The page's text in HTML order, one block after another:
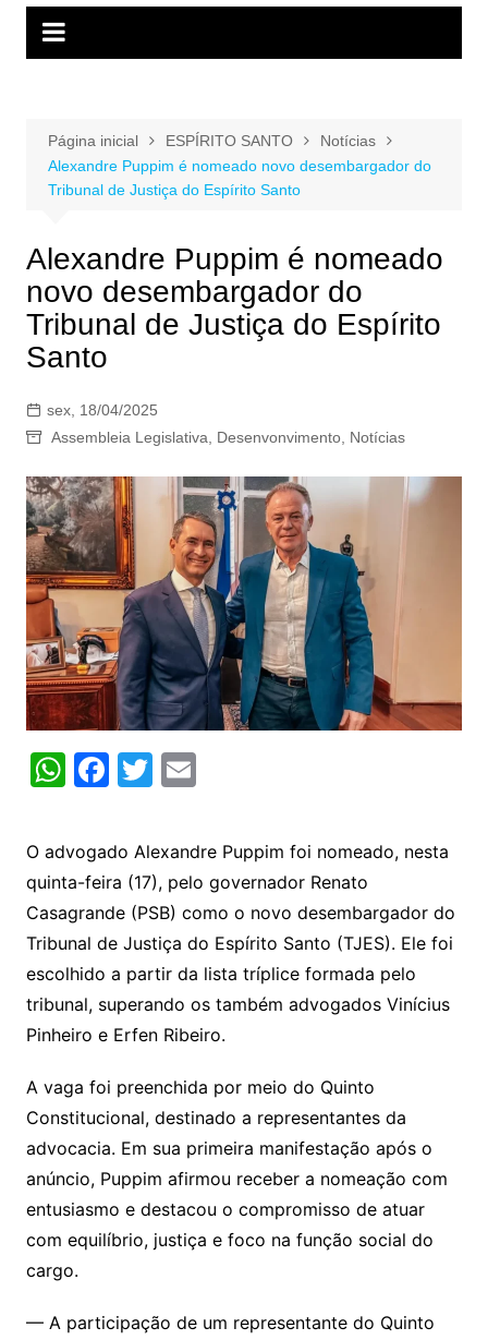
Página inicial ESPÍRITO SANTO
Notícias
Alexandre Puppim é nomeado novo desembargador do
Tribunal de Justiça do Espírito Santo
Alexandre Puppim é nomeado
novo desembargador do
Tribunal de Justiça do Espírito
Santo
sex, 18/04/2025
Assembleia Legislativa
Desenvonvimento, Notícias
W
at
s
A
p
p
F
c
e
b
o
o
k
T
itt
er
E
ai
l
O advogado Alexandre Puppim foi nomeado, nesta
quinta-feira (17), pelo governador Renato
Casagrande (PSB) como o novo desembargador do
Tribunal de Justiça do Espírito Santo (TJES). Ele foi
escolhido a partir da lista tríplice formada pelo
tribunal, superando os também advogados Vinícius
Pinheiro e Erfen Ribeiro.
A vaga foi preenchida por meio do Quinto
Constitucional, destinado a representantes da
advocacia. Em sua primeira manifestação após o
anúncio, Puppim afirmou receber a nomeação com
entusiasmo e destacou o compromisso de atuar
com equilíbrio, justiça e foco na função social do
cargo.
— A participação de um representante do Quinto